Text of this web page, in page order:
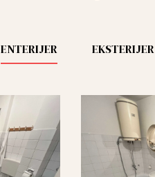
ENTERIJER EKSTERIJER